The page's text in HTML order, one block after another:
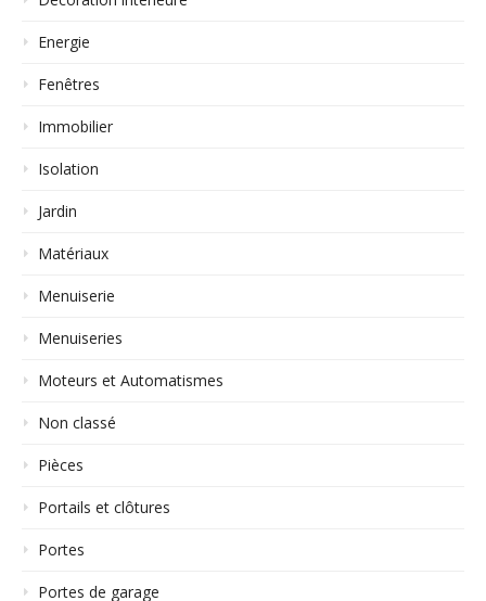
Energie
Fenêtres
Immobilier
Isolation
Jardin
Matériaux
Menuiserie
Menuiseries
Moteurs et Automatismes
Non classé
Pièces
Portails et clôtures
Portes
Portes de garage